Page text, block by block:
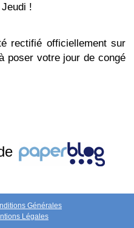
!
rectifié officiellement sur
poser votre jour de congé
Générales
Légales